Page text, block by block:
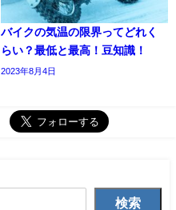
バイクの気温の限界ってどれく
らい？最低と最高！豆知識！
2023年8月4日
検索